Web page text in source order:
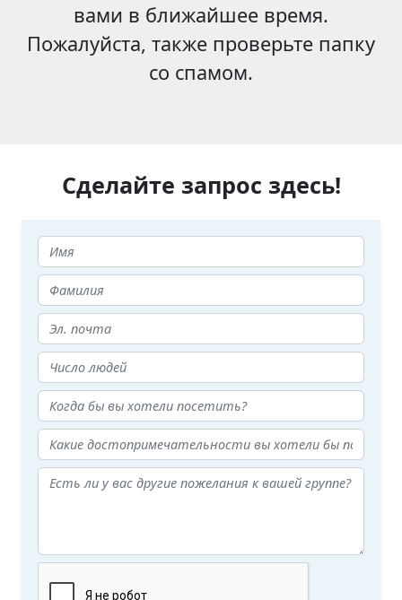
вами в ближайшее время.
Пожалуйста, также проверьте папку
со спамом.
Сделайте запрос здесь!